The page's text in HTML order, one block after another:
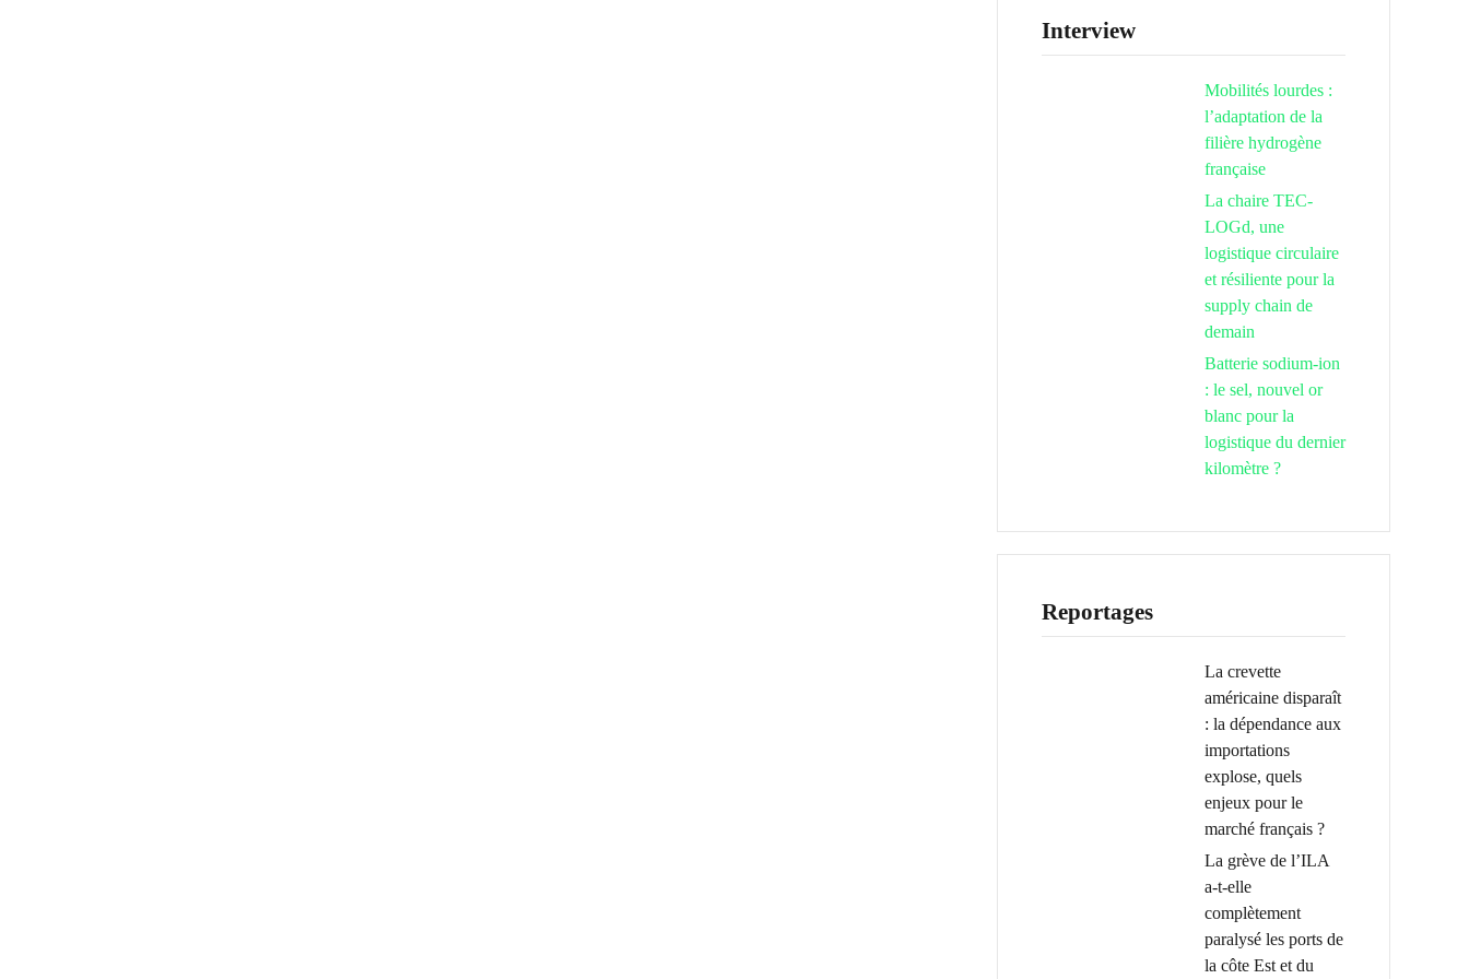
Interview
Mobilités lourdes :
l’adaptation de la
filière hydrogène
française
La chaire TEC-
LOGd, une
logistique circulaire
et résiliente pour la
supply chain de
demain
Batterie sodium-ion
: le sel, nouvel or
blanc pour la
logistique du dernier
kilomètre ?
Reportages
La crevette
américaine disparaît
: la dépendance aux
importations
explose, quels
enjeux pour le
marché français ?
La grève de l’ILA
a-t-elle
complètement
paralysé les ports de
la côte Est et du